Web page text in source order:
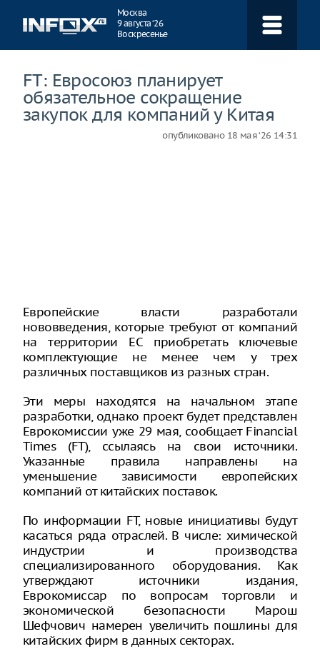
Москва
9 августа ‘26
Воскресенье
FT: Евросоюз планирует
обязательное сокращение
закупок для компаний у Китая
опубликовано 18 мая ‘26 14:31
Европейские власти разработали
нововведения, которые требуют от компаний
на территории ЕС приобретать ключевые
комплектующие не менее чем у трех
различных поставщиков из разных стран.
Эти меры находятся на начальном этапе
разработки, однако проект будет представлен
Еврокомиссии уже 29 мая, сообщает Financial
Times (FT), ссылаясь на свои источники.
Указанные правила направлены на
уменьшение зависимости европейских
компаний от китайских поставок.
По информации FT, новые инициативы будут
касаться ряда отраслей. В числе: химической
индустрии и производства
специализированного оборудования. Как
утверждают источники издания,
Еврокомиссар по вопросам торговли и
экономической безопасности Марош
Шефчович намерен увеличить пошлины для
китайских фирм в данных секторах.